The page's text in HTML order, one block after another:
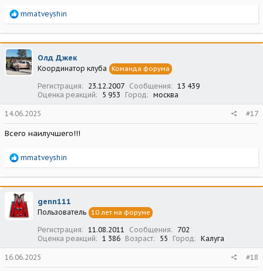
Р
а
к
ц
и
и
mmatveyshin
Олд Джек
Координатор клуба Команда форума
Регистрация 23.12.2007 Сообщения
13 439
Оценка реакций
5 953 Город москва
14.06.2025 #17
Всего наилучшего!!!
Р
а
к
ц
и
и
mmatveyshin
genn111
Пользователь 10 лет на форуме
Регистрация 11.08.2011 Сообщения
702
Оценка реакций
1 386 Возраст 55 Город Калуга
16.06.2025 #18